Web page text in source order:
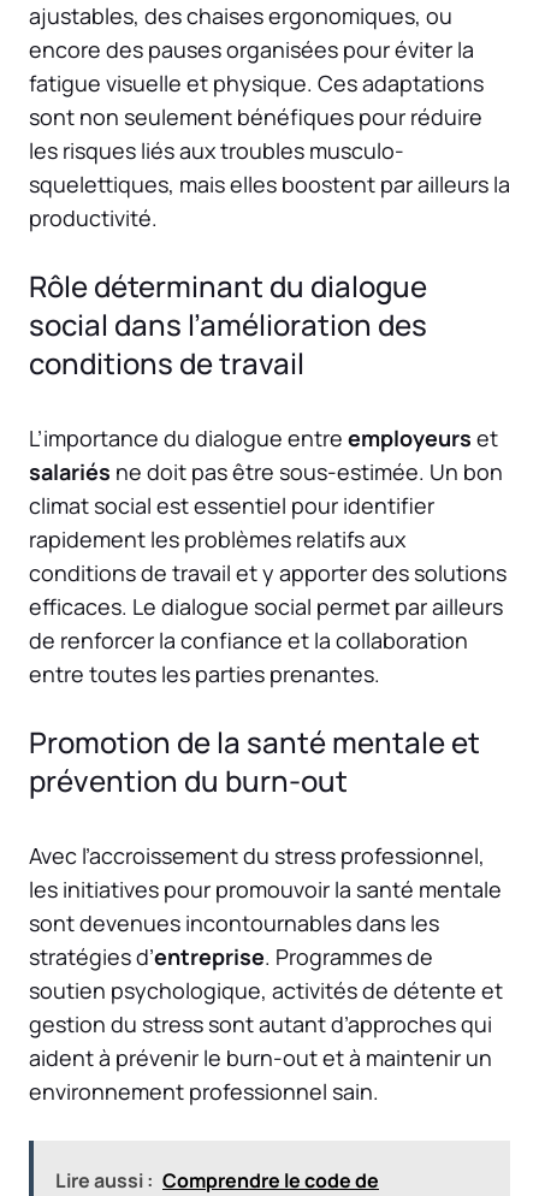
ajustables, des chaises ergonomiques, ou
encore des pauses organisées pour éviter la
fatigue visuelle et physique. Ces adaptations
sont non seulement bénéfiques pour réduire
les risques liés aux troubles musculo-
squelettiques, mais elles boostent par ailleurs la
productivité.
Rôle déterminant du dialogue
social dans l’amélioration des
conditions de travail
L’importance du dialogue entre employeurs et
salariés ne doit pas être sous-estimée. Un bon
climat social est essentiel pour identifier
rapidement les problèmes relatifs aux
conditions de travail et y apporter des solutions
efficaces. Le dialogue social permet par ailleurs
de renforcer la confiance et la collaboration
entre toutes les parties prenantes.
Promotion de la santé mentale et
prévention du burn-out
Avec l’accroissement du stress professionnel,
les initiatives pour promouvoir la santé mentale
sont devenues incontournables dans les
stratégies d’entreprise. Programmes de
soutien psychologique, activités de détente et
gestion du stress sont autant d’approches qui
aident à prévenir le burn-out et à maintenir un
environnement professionnel sain.
Lire aussi : Comprendre le code de